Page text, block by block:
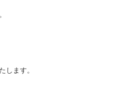
します。